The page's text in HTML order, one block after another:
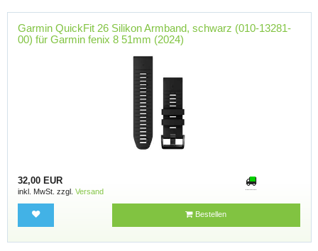
Garmin QuickFit 26 Silikon Armband, schwarz (010-13281-
00) für Garmin fenix 8 51mm (2024)
32,00 EUR
inkl. MwSt. zzgl. Versand
Bestellen